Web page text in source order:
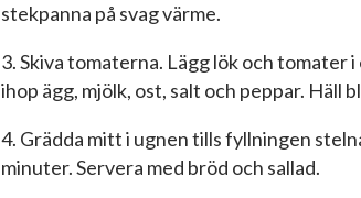
stekpanna på svag värme.
3. Skiva tomaterna. Lägg lök och tomater
ihop ägg, mjölk, ost, salt och peppar. Häll
4. Grädda mitt i ugnen tills fyllningen
minuter. Servera med bröd och sallad.